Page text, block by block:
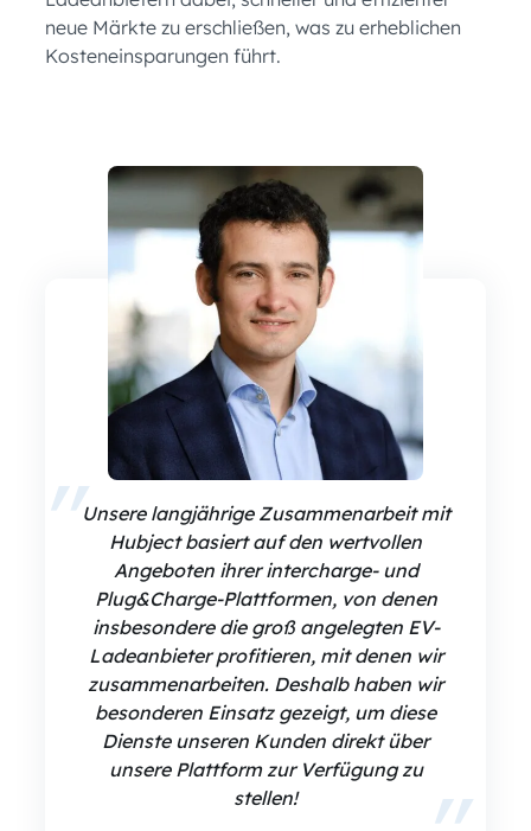
neue Märkte zu erschließen, was zu erheblichen
Kosteneinsparungen führt.
Unsere langjährige Zusammenarbeit mit
Hubject basiert auf den wertvollen
Angeboten ihrer intercharge- und
Plug&Charge-Plattformen, von denen
insbesondere die groß angelegten EV-
Ladeanbieter profitieren, mit denen wir
zusammenarbeiten. Deshalb haben wir
besonderen Einsatz gezeigt, um diese
Dienste unseren Kunden direkt über
unsere Plattform zur Verfügung zu
stellen!